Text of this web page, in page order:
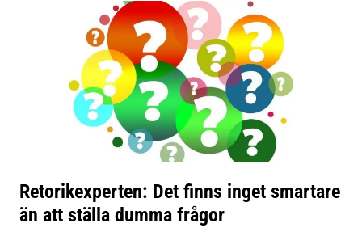
Retorikexperten: Det finns inget smartare
än att ställa dumma frågor